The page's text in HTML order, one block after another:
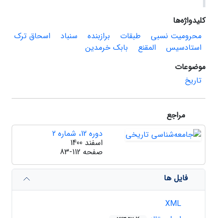
کلیدواژه‌ها
محرومیت نسبی
طبقات برازبنده سنباد
اسحاق ترک
استادسیس
المقنع
بابک خرمدین
موضوعات
تاریخ
مراجع
دوره 12، شماره 2
اسفند 1400
صفحه 83-112
فایل ها